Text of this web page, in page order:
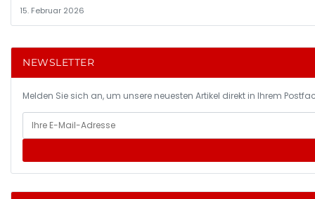
15. Februar 2026
NEWSLETTER
Melden Sie sich an, um unsere neuesten Artikel direkt in Ihrem